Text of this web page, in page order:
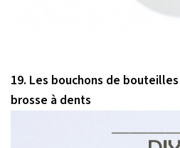
19. Les bouchons de
brosse à dents